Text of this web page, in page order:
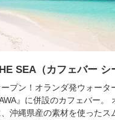
SEA（カフェバー シ
プン！オランダ発ウォータ
』に併設のカフェバー。
沖縄県産の素材を使ったス